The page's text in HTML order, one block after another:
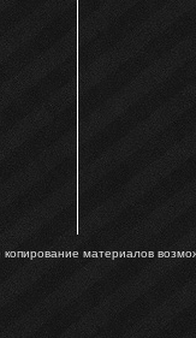
материалов